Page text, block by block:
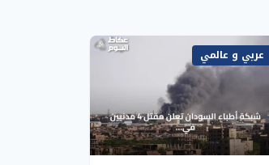
عربي و عالمي